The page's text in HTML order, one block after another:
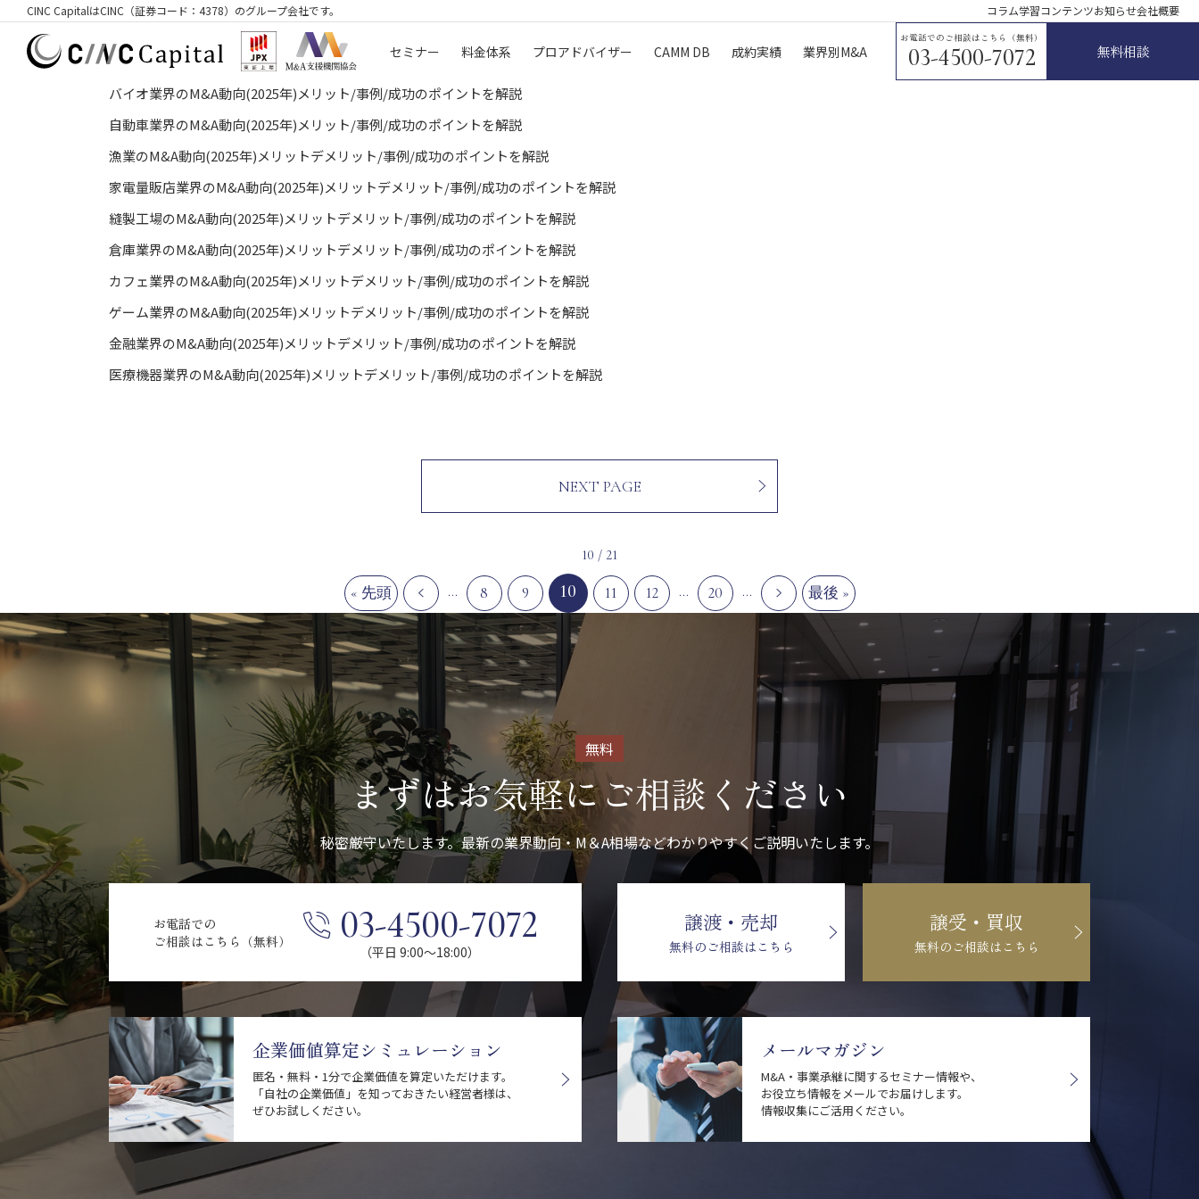
CINC CapitalはCINC（証券コード：4378）のグループ会社です。 コラム学習コンテンツお知らせ会社概要
セミナー 料金体系 プロアドバイザー CAMM DB 成約実績 業界別M&A
お電話でのご相談はこちら（無料）
03-4500-7072 無料相談
バイオ業界のM&A動向(2025年)メリット/事例/成功のポイントを解説
自動車業界のM&A動向(2025年)メリット/事例/成功のポイントを解説
漁業のM&A動向(2025年)メリットデメリット/事例/成功のポイントを解説
家電量販店業界のM&A動向(2025年)メリットデメリット/事例/成功のポイントを解説
縫製工場のM&A動向(2025年)メリットデメリット/事例/成功のポイントを解説
倉庫業界のM&A動向(2025年)メリットデメリット/事例/成功のポイントを解説
カフェ業界のM&A動向(2025年)メリットデメリット/事例/成功のポイントを解説
ゲーム業界のM&A動向(2025年)メリットデメリット/事例/成功のポイントを解説
金融業界のM&A動向(2025年)メリットデメリット/事例/成功のポイントを解説
医療機器業界のM&A動向(2025年)メリットデメリット/事例/成功のポイントを解説
NEXT PAGE
10 / 21
« 先頭 ... 8 9 10 11 12 ... 20 ... 最後 »
無料
まずはお気軽にご相談ください
秘密厳守いたします。最新の業界動向・M＆A相場などわかりやすくご説明いたします。
お電話での
ご相談はこちら（無料）
03-4500-7072
（平日 9:00〜18:00）
譲渡・売却
無料のご相談はこちら
譲受・買収
無料のご相談はこちら
企業価値算定シミュレーション
匿名・無料・1分で企業価値を算定いただけます。
「自社の企業価値」を知っておきたい経営者様は、
ぜひお試しください。
メールマガジン
M&A・事業承継に関するセミナー情報や、
お役立ち情報をメールでお届けします。
情報収集にご活用ください。